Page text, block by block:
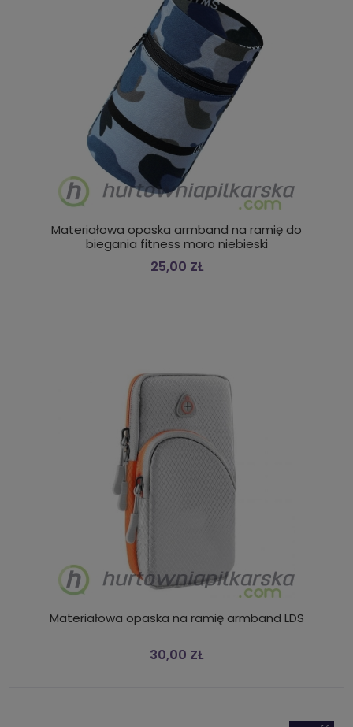
Materiałowa opaska armband na ramię do
biegania fitness moro niebieski
25,00 ZŁ
Materiałowa opaska na ramię armband LDS
30,00 ZŁ